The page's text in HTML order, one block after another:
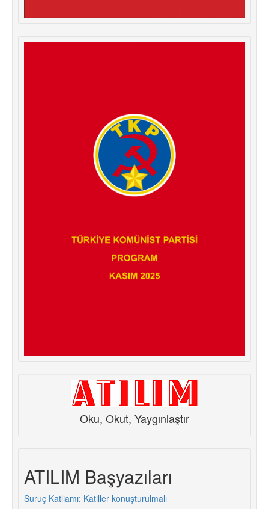
Oku, Okut, Yaygınlaştır
ATILIM Başyazıları
Suruç Katliamı: Katiller konuşturulmalı